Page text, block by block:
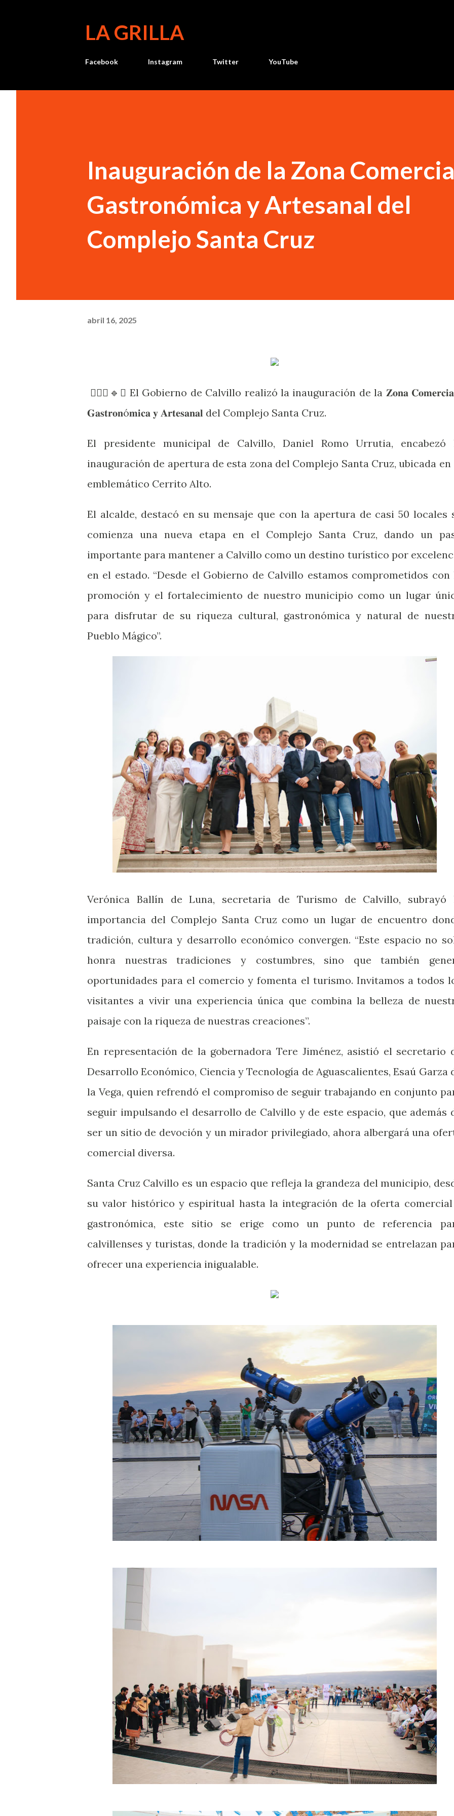
LA GRILLA
Facebook Instagram Twitter YouTube
Inauguración de la Zona
Gastronómica y Artesanal del
Complejo Santa Cruz
abril 16, 2025
🙋🏻‍♂️🔹✝️ El Gobierno de Calvillo realizó la inauguración de la 𝐙𝐨𝐧𝐚
𝐆𝐚𝐬𝐭𝐫𝐨𝐧ó𝐦𝐢𝐜𝐚 𝐲 𝐀𝐫𝐭𝐞𝐬𝐚𝐧𝐚𝐥 del Complejo Santa Cruz.
El presidente municipal de Calvillo, Daniel Romo Urrutia, encabezó
inauguración de apertura de esta zona del Complejo Santa Cruz, ubicada en
emblemático Cerrito Alto.
El alcalde, destacó en su mensaje que con la apertura de casi 50 locales
comienza una nueva etapa en el Complejo Santa Cruz, dando un
importante para mantener a Calvillo como un destino turístico por
en el estado. “Desde el Gobierno de Calvillo estamos comprometidos con
promoción y el fortalecimiento de nuestro municipio como un lugar
para disfrutar de su riqueza cultural, gastronómica y natural de
Pueblo Mágico”.
Verónica Ballín de Luna, secretaria de Turismo de Calvillo, subrayó
importancia del Complejo Santa Cruz como un lugar de encuentro
tradición, cultura y desarrollo económico convergen. “Este espacio no
honra nuestras tradiciones y costumbres, sino que también
oportunidades para el comercio y fomenta el turismo. Invitamos a todos
visitantes a vivir una experiencia única que combina la belleza de
paisaje con la riqueza de nuestras creaciones”.
En representación de la gobernadora Tere Jiménez, asistió el secretario
Desarrollo Económico, Ciencia y Tecnología de Aguascalientes, Esaú Garza
la Vega, quien refrendó el compromiso de seguir trabajando en conjunto
seguir impulsando el desarrollo de Calvillo y de este espacio, que además
ser un sitio de devoción y un mirador privilegiado, ahora albergará una
comercial diversa.
Santa Cruz Calvillo es un espacio que refleja la grandeza del municipio,
su valor histórico y espiritual hasta la integración de la oferta
gastronómica, este sitio se erige como un punto de referencia
calvillenses y turistas, donde la tradición y la modernidad se entrelazan
ofrecer una experiencia inigualable.